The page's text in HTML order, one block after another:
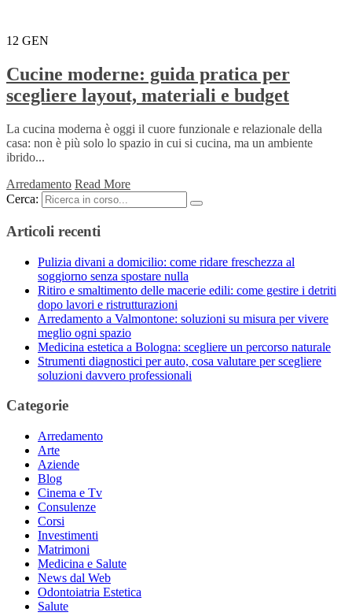
12 GEN
Cucine moderne: guida pratica per
scegliere layout, materiali e budget
La cucina moderna è oggi il cuore funzionale e relazionale della
casa: non è più solo lo spazio in cui si cucina, ma un ambiente
ibrido...
Arredamento Read More
Cerca:
Articoli recenti
Pulizia divani a domicilio: come ridare freschezza al
soggiorno senza spostare nulla
Ritiro e smaltimento delle macerie edili: come gestire i detriti
dopo lavori e ristrutturazioni
Arredamento a Valmontone: soluzioni su misura per vivere
meglio ogni spazio
Medicina estetica a Bologna: scegliere un percorso naturale
Strumenti diagnostici per auto, cosa valutare per scegliere
soluzioni davvero professionali
Categorie
Arredamento
Arte
Aziende
Blog
Cinema e Tv
Consulenze
Corsi
Investimenti
Matrimoni
Medicina e Salute
News dal Web
Odontoiatria Estetica
Salute